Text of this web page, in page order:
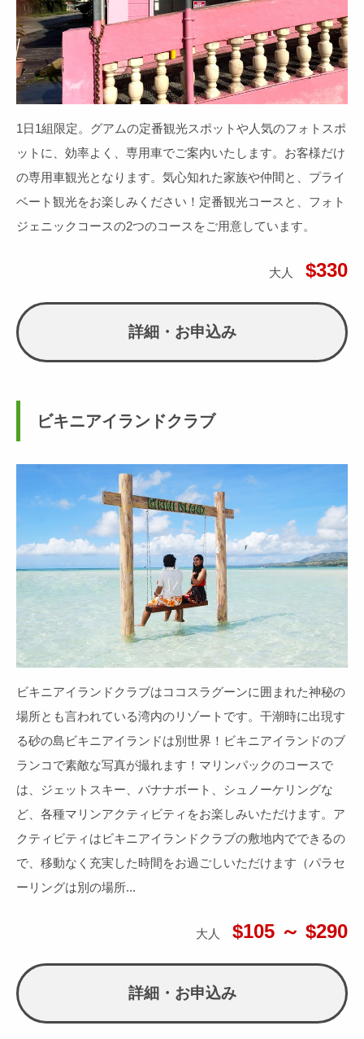
1日1組限定。グアムの定番観光スポットや人気のフォトスポ
ットに、効率よく、専用車でご案内いたします。お客様だけ
の専用車観光となります。気心知れた家族や仲間と、プライ
ベート観光をお楽しみください！定番観光コースと、フォト
ジェニックコースの2つのコースをご用意しています。
大人 $330
詳細・お申込み
ビキニアイランドクラブ
ビキニアイランドクラブはココスラグーンに囲まれた神秘の
場所とも言われている湾内のリゾートです。干潮時に出現す
る砂の島ビキニアイランドは別世界！ビキニアイランドのブ
ランコで素敵な写真が撮れます！マリンパックのコースで
は、ジェットスキー、バナナボート、シュノーケリングな
ど、各種マリンアクティビティをお楽しみいただけます。ア
クティビティはビキニアイランドクラブの敷地内でできるの
で、移動なく充実した時間をお過ごしいただけます（パラセ
ーリングは別の場所...
大人 $105 ～ $290
詳細・お申込み